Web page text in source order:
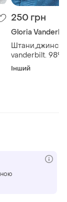
250 грн
Gloria
Штани,джинси
vanderbilt. 98%
Інший